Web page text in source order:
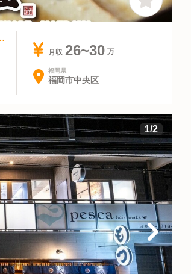
博多もつ鍋前田屋 大名店
月収 26~30
福岡県
福岡市中央区
1/2